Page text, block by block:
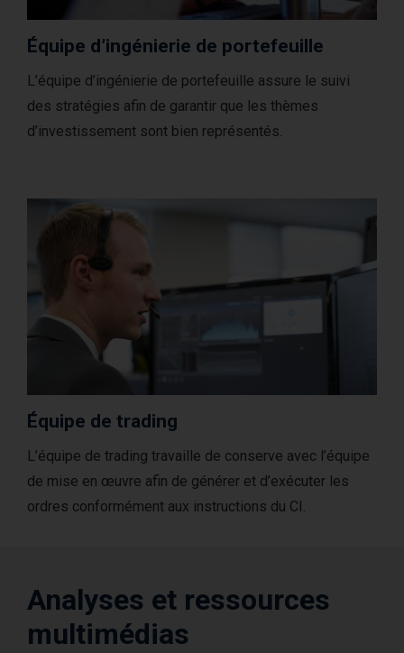
Équipe d’ingénierie de portefeuille
L’équipe d’ingénierie de portefeuille assure le suivi
des stratégies afin de garantir que les thèmes
d’investissement sont bien représentés.
Équipe de trading
L’équipe de trading travaille de conserve avec l’équipe
de mise en œuvre afin de générer et d’exécuter les
ordres conformément aux instructions du CI.
Analyses et ressources
multimédias